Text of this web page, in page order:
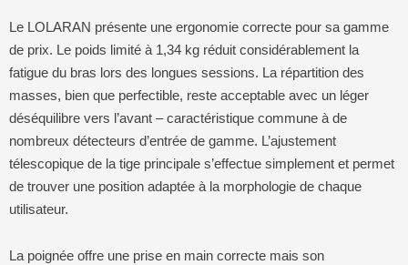
Le LOLARAN présente une ergonomie correcte pour sa gamme
de prix. Le poids limité à 1,34 kg réduit considérablement la
fatigue du bras lors des longues sessions. La répartition des
masses, bien que perfectible, reste acceptable avec un léger
déséquilibre vers l’avant – caractéristique commune à de
nombreux détecteurs d’entrée de gamme. L’ajustement
télescopique de la tige principale s’effectue simplement et permet
de trouver une position adaptée à la morphologie de chaque
utilisateur.
La poignée offre une prise en main correcte mais son